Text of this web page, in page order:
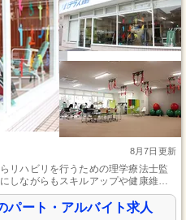
8月7日更新
リハビリを行うための理学療法士監
しながらもスキルアップや健康維持
パート・アルバイト求人